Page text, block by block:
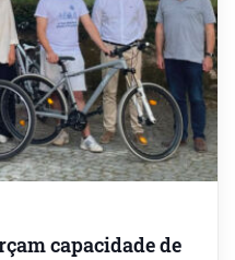
capacidade de